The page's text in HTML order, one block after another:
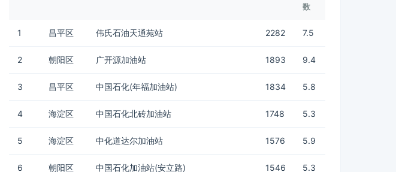
数
1 昌平区 伟氏石油天通苑站 2282 7.5
2 朝阳区 广开源加油站 1893 9.4
3 昌平区 中国石化(年福加油站) 1834 5.8
4 海淀区 中国石化北砖加油站 1748 5.3
5 海淀区 中化道达尔加油站 1576 5.9
6 朝阳区 中国石化加油站(安立路) 1546 5.3